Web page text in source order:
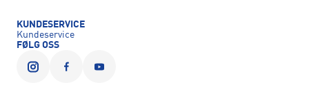
KUNDESERVICE
Kundeservice
FØLG OSS